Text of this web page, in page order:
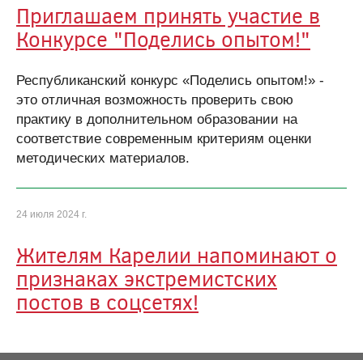
Приглашаем принять участие в
Конкурсе "Поделись опытом!"
Республиканский конкурс «Поделись опытом!» -
это отличная возможность проверить свою
практику в дополнительном образовании на
соответствие современным критериям оценки
методических материалов.
24 июля 2024 г.
Жителям Карелии напоминают о
признаках экстремистских
постов в соцсетях!